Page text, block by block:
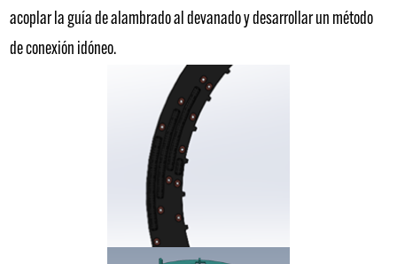
acoplar la guía de alambrado al devanado y desarrollar un método
de conexión idóneo.